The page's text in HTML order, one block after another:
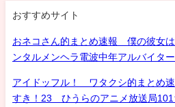
おすすめサイト
おネコさん的まとめ速報 僕の彼女
ンタルメンヘラ電波中年アルバイタ
アイドッフル！ ワタクシ的まとめ
すき！23 ひうらのアニメ放送局